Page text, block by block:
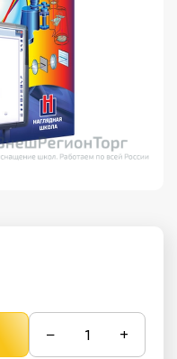
− +